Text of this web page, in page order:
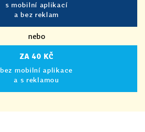
s mobilní aplikací
a bez reklam
nebo
ZA 40 KČ
bez mobilní aplikace
a s reklamou